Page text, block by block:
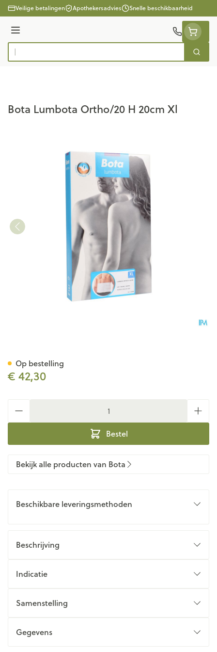
Ga naar de inhoud
Veilige betalingen Apothekersadvies Snelle beschikbaarheid
Menu
Product, merk, categorie... Zoek
Bota Lumbota Ortho/20 H 20cm Xl
€ 42,30
Bestel
Op bestelling
Bekijk alle producten van Bota
Beschikbare leveringsmethoden
Beschrijving
Indicatie
Samenstelling
Gegevens